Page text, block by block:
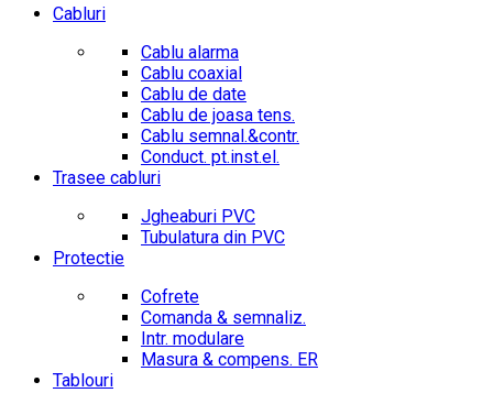
Cabluri
Cablu alarma
Cablu coaxial
Cablu de date
Cablu de joasa tens.
Cablu semnal.&contr.
Conduct. pt.inst.el.
Trasee cabluri
Jgheaburi PVC
Tubulatura din PVC
Protectie
Cofrete
Comanda & semnaliz.
Intr. modulare
Masura & compens. ER
Tablouri